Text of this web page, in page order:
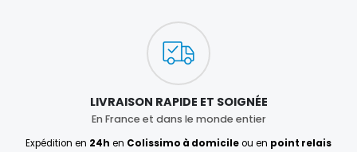
LIVRAISON RAPIDE ET SOIGNÉE
En France et dans le monde entier
Expédition en 24h en Colissimo à domicileou en point relais